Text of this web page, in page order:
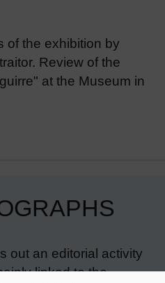
of the exhibition by
Review of the
at the Museum in
out an editorial activity
linked to the